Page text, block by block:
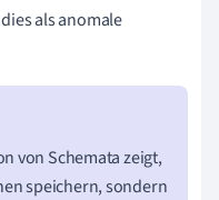
als anomale
von Schemata zeigt,
speichern, sondern